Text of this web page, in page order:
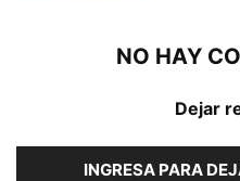
NO HAY
Dejar
INGRESA PARA